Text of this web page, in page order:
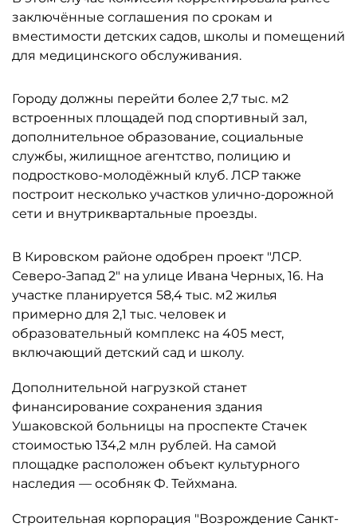
заключённые соглашения по срокам и
вместимости детских садов, школы и помещений
для медицинского обслуживания.
Городу должны перейти более 2,7 тыс. м2
встроенных площадей под спортивный зал,
дополнительное образование, социальные
службы, жилищное агентство, полицию и
подростково-молодёжный клуб. ЛСР также
построит несколько участков улично-дорожной
сети и внутриквартальные проезды.
В Кировском районе одобрен проект "ЛСР.
Северо-Запад 2" на улице Ивана Черных, 16. На
участке планируется 58,4 тыс. м2 жилья
примерно для 2,1 тыс. человек и
образовательный комплекс на 405 мест,
включающий детский сад и школу.
Дополнительной нагрузкой станет
финансирование сохранения здания
Ушаковской больницы на проспекте Стачек
стоимостью 134,2 млн рублей. На самой
площадке расположен объект культурного
наследия — особняк Ф. Тейхмана.
Строительная корпорация "Возрождение Санкт-